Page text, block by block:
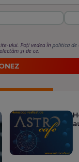
ului. Poți vedea înpolitica de
și de ce.